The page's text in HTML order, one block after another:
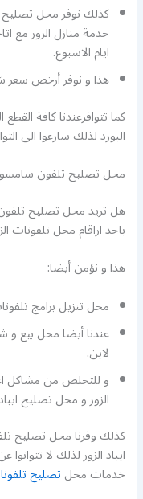
كذلك نوفر محل
خدمة منازل الزور مع
ايام الاسبوع.
هذا و نوفر أرخص سعر
كما تتوافرعندنا كافة
البورد لذلك سارعوا الى
محل تصليح تلفون
هل تريد محل تصليح تلفون
باحد اراقام محل تلفونات
هذا و نؤمن أيضا:
محل تنزيل برامج
عندنا أيضا محل بيع و
لاين.
و للتخلص من مشاكل
الزور و محل تصليح
كذلك وفرنا محل تصليح
ايباد الزور لذلك لا تتوانوا
خدمات محلتصليح